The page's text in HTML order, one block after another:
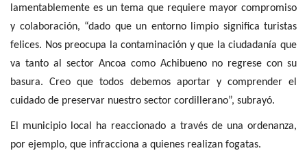
lamentablemente es un tema que requiere mayor compromiso
y colaboración, “dado que un entorno limpio significa turistas
felices. Nos preocupa la contaminación y que la ciudadanía que
va tanto al sector Ancoa como Achibueno no regrese con su
basura. Creo que todos debemos aportar y comprender el
cuidado de preservar nuestro sector cordillerano”, subrayó.
El municipio local ha reaccionado a través de una ordenanza,
por ejemplo, que infracciona a quienes realizan fogatas.